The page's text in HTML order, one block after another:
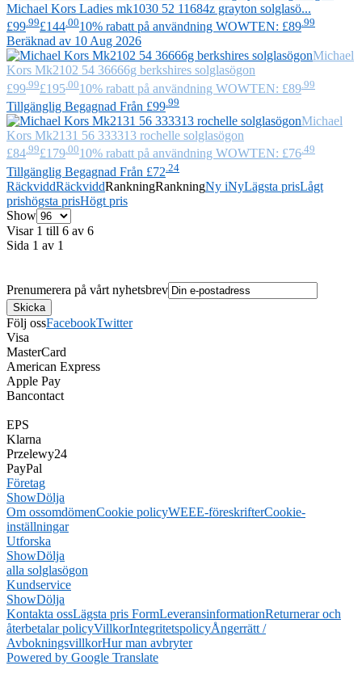
Michael Kors Ladies mk1030 52 11684z grayton solglasö...
£99 .99£144 .0010% rabatt på användning WOWTEN: £89 .99
Beräknad av 10 Aug 2026
Michael
Kors Mk2102 54 36666g berkshires solglasögon
£99 .99£195 .0010% rabatt på användning WOWTEN: £89 .99
Tillgänglig Begagnad Från £99 .99
Michael
Kors Mk2131 56 333313 rochelle solglasögon
£84 .99£179 .0010% rabatt på användning WOWTEN: £76 .49
Tillgänglig Begagnad Från £72 .24
RäckviddRäckviddRankningRankningNy iNyLägsta prisLågt
prishögsta prisHögt pris
Show
Visar 1 till 6 av 6
Sida 1 av 1
Prenumerera på vårt nyhetsbrev
Följ ossFacebookTwitter
Visa
MasterCard
American Express
Apple Pay
Bancontact
EPS
Klarna
Przelewy24
PayPal
Företag
ShowDölja
Om ossomdömenCookie policyWEEE-föreskrifterCookie-
inställningar
Utforska
ShowDölja
alla solglasögon
Kundservice
ShowDölja
Kontakta ossLägsta pris FormLeveransinformationReturnerar och
återbetalar policyVillkorIntegritetspolicyÅngerrätt /
AvbokningsvillkorHur man avbryter
Powered by Google Translate